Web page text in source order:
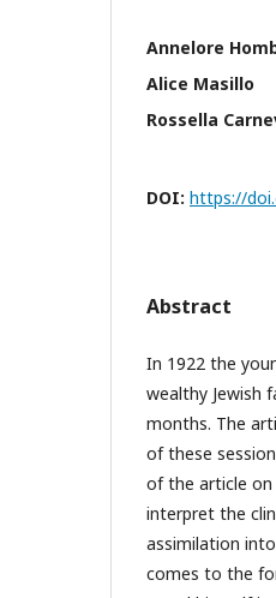
Annelore
Alice Masillo
Rossella
DOI: https://
Abstract
In 1922 the
wealthy Jewish
months. The
of these
of the article
interpret the
assimilation
comes to the